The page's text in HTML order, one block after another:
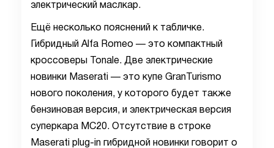
электрический маслкар.
Ещё несколько пояснений к табличке.
Гибридный Alfa Romeo — это компактный
кроссоверы Tonale. Две электрические
новинки Maserati — это купе GranTurismo
нового поколения, у которого будет также
бензиновая версия, и электрическая версия
суперкара MC20. Отсутствие в строке
Maserati plug-in гибридной новинки говорит о